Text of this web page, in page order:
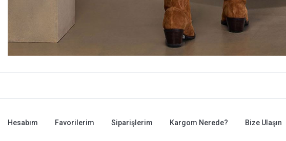
Hesabım Favorilerim Siparişlerim Kargom Nerede? Bize Ulaşın